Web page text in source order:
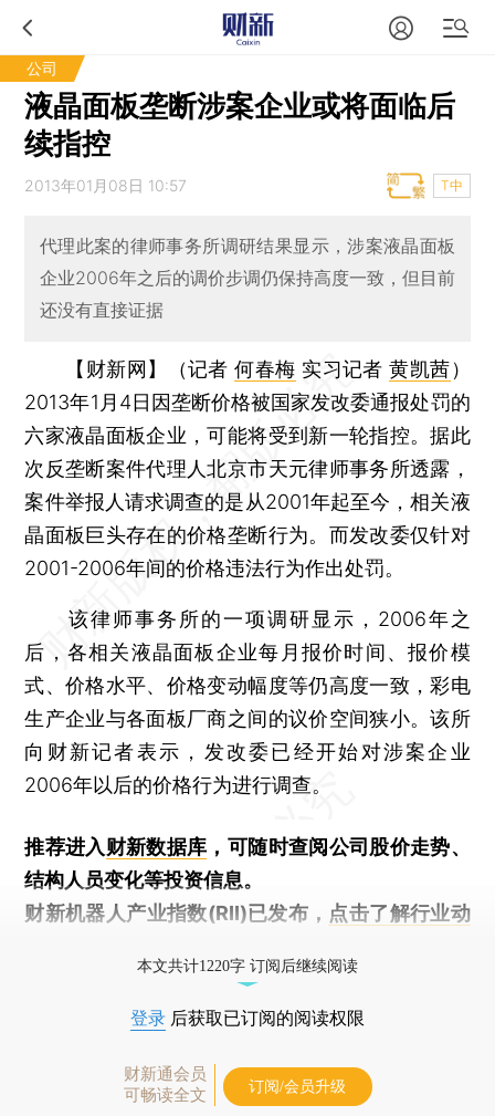
公司
液晶面板垄断涉案企业或将面临后
续指控
2013年01月08日 10:57 T中
代理此案的律师事务所调研结果显示，涉案液晶面板
企业2006年之后的调价步调仍保持高度一致，但目前
还没有直接证据
【财新网】（记者何春梅 实习记者黄凯茜）
2013年1月4日因垄断价格被国家发改委通报处罚的
六家液晶面板企业，可能将受到新一轮指控。据此
次反垄断案件代理人北京市天元律师事务所透露，
案件举报人请求调查的是从2001年起至今，相关液
晶面板巨头存在的价格垄断行为。而发改委仅针对
2001-2006年间的价格违法行为作出处罚。
该律师事务所的一项调研显示，2006年之
后，各相关液晶面板企业每月报价时间、报价模
式、价格水平、价格变动幅度等仍高度一致，彩电
生产企业与各面板厂商之间的议价空间狭小。该所
向财新记者表示，发改委已经开始对涉案企业
2006年以后的价格行为进行调查。
推荐进入财新数据库 ，可随时查阅公司股价走势、
结构人员变化等投资信息。
财新机器人产业指数(RII)已发布， 点击了解行业动
本文共计1220字 订阅后继续阅读
登录 后获取已订阅的阅读权限
财新通会员
可畅读全文
订阅/会员升级